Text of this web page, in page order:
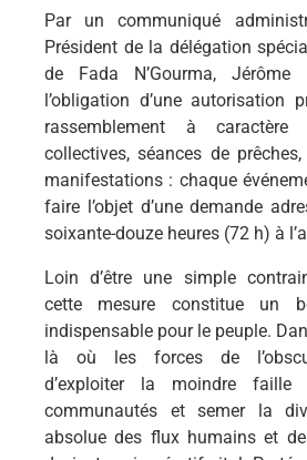
Par un communiqué
Président de la délégation
de Fada N’Gourma,
l’obligation d’une autorisation
rassemblement à caractère
collectives, séances de
manifestations : chaque
faire l’objet d’une demande
soixante-douze heures (72 h) à
Loin d’être une simple
cette mesure constitue un
indispensable pour le peuple.
là où les forces de
d’exploiter la moindre
communautés et semer la
absolue des flux humains et